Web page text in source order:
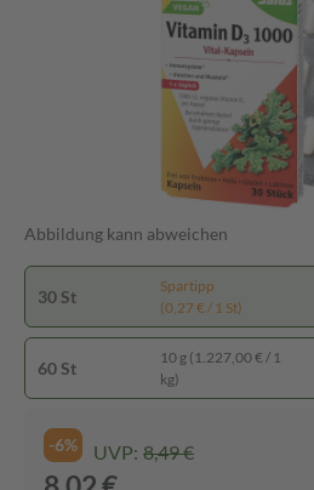
Abbildung kann abweichen
30 St
Spartipp
(0,27 € / 1 St)
60 St
10 g (1.227,00 € / 1
kg)
-6% UVP: 8,49 €